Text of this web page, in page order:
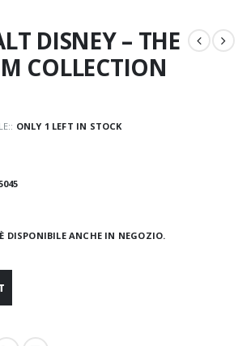
DISNEY – THE
COLLECTION
ONLY 1 LEFT IN STOCK
DISPONIBILE ANCHE IN NEGOZIO.